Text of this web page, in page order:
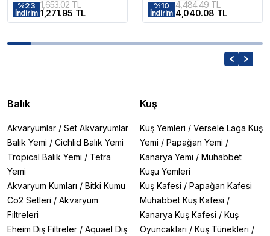
%23
İndirim
1,653.02 TL
1,271.95 TL
%10
İndirim
4,484.49 TL
4,040.08 TL
Balık
Akvaryumlar / Set Akvaryumlar
Balık Yemi / Cichlid Balık Yemi
Tropical Balık Yemi / Tetra
Yemi
Akvaryum Kumları / Bitki Kumu
Co2 Setleri / Akvaryum
Filtreleri
Eheim Dış Filtreler / Aquael Dış
Kuş
Kuş Yemleri / Versele Laga Kuş
Yemi / Papağan Yemi /
Kanarya Yemi / Muhabbet
Kuşu Yemleri
Kuş Kafesi / Papağan Kafesi
Muhabbet Kuş Kafesi /
Kanarya Kuş Kafesi / Kuş
Oyuncakları / Kuş Tünekleri /